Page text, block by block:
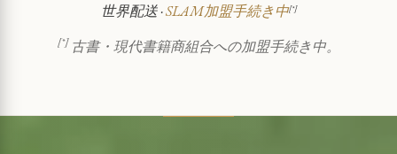
世界配送 ·SLAM加盟手続き中[*]
[*]古書・現代書籍商組合への加盟手続き中。